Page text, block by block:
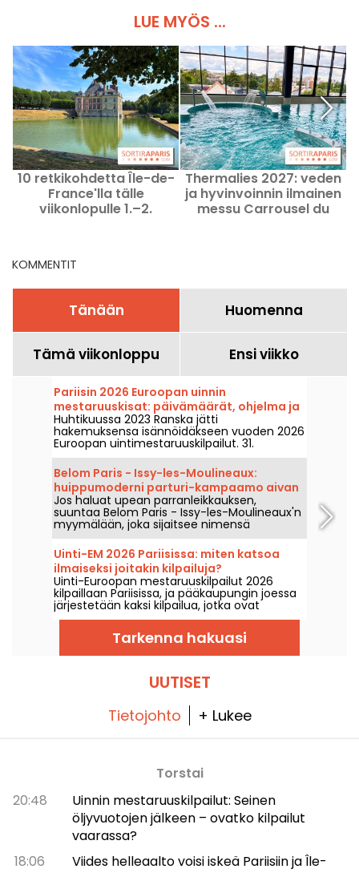
LUE MYÖS ...
10 retkikohdetta Île-de-
France'lla tälle
viikonlopulle 1.–2.
Thermalies 2027: veden
ja hyvinvoinnin ilmainen
messu Carrousel du
KOMMENTIT
Tänään Huomenna
Tämä viikonloppu Ensi viikko
Pariisin 2026 Euroopan uinnin
mestaruuskisat: päivämäärät, ohjelma ja
kilpailuun liittyvät tiedot
Huhtikuussa 2023 Ranska jätti
hakemuksensa isännöidäkseen vuoden 2026
Euroopan uintimestaruuskilpailut. 31.
heinäkuuta–16. elokuuta Olymppinen
Uintikeskus toivottaa sinut tervetulleeksi
kannustamaan uimareitamme. Tässä kaikki
tiedot kilpailusta ja lajeista!
Belom Paris - Issy-les-Moulineaux:
huippumoderni parturi-kampaamo aivan
Pariisin ulkopuolella
Jos haluat upean parranleikkauksen,
suuntaa Belom Paris - Issy-les-Moulineaux'n
myymälään, joka sijaitsee nimensä
mukaisesti Issy-les-Moulineaux'ssa. Se on
täydellinen tilaisuus näyttää parhaalta ja
hemmotella itseäsi!
Uinti-EM 2026 Pariisissa: miten katsoa
ilmaiseksi joitakin kilpailuja?
Uinti-Euroopan mestaruuskilpailut 2026
kilpaillaan Pariisissa, ja pääkaupungin joessa
järjestetään kaksi kilpailua, jotka ovat
yleisölle aiempaa helpommin
saavutettavissa. Miten voi seurata
avovesuinnin kilpailuja ja korkean
hyppäämisen lajeja ensi elokuussa?
Tarkenna hakuasi
UUTISET
Tietojohto + Lukee
Torstai
20:48
Uinnin mestaruuskilpailut: Seinen
öljyvuotojen jälkeen – ovatko kilpailut
vaarassa?
18:06
Viides helleaalto voisi iskeä Pariisiin ja Île-